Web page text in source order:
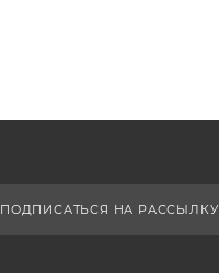
ПОДПИСАТЬСЯ НА РАССЫЛКУ